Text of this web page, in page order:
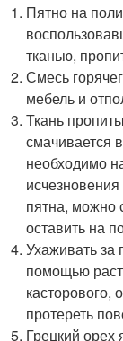
Пятно на
тканью,
Смесь
мебель и
Ткань
смачивается
необходимо
пятна, можно
оставить на
Ухаживать
помощью
касторового,
протереть
Грецкий орех